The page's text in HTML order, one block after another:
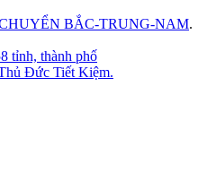
BẮC-TRUNG-NAM.
tỉnh, thành phố
Đức Tiết Kiệm.